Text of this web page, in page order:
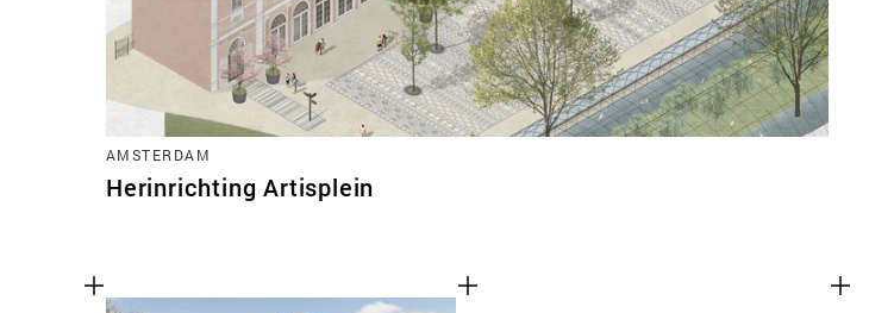
AMSTERDAM
Herinrichting Artisplein